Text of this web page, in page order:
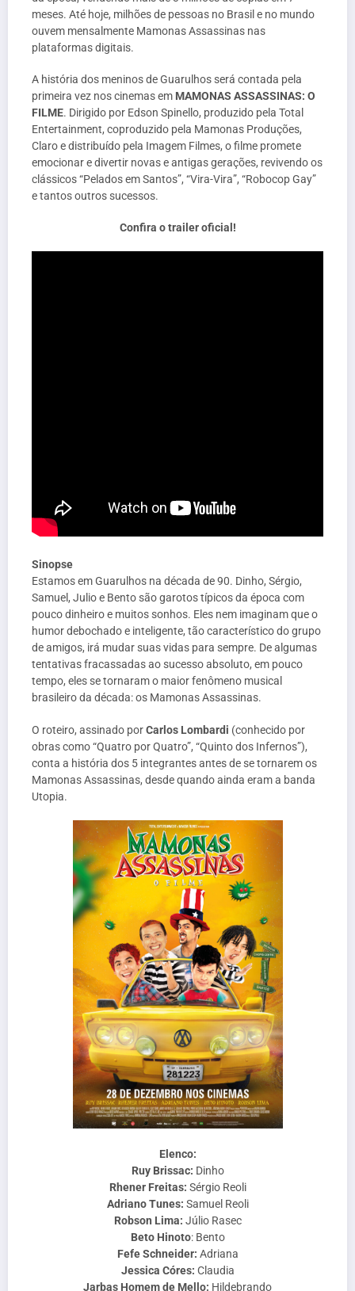
meses. Até hoje, milhões de pessoas no Brasil e no mundo
ouvem mensalmente Mamonas Assassinas nas
plataformas digitais.
A história dos meninos de Guarulhos será contada pela
primeira vez nos cinemas em MAMONAS ASSASSINAS: O
FILME. Dirigido por Edson Spinello, produzido pela Total
Entertainment, coproduzido pela Mamonas Produções,
Claro e distribuído pela Imagem Filmes, o filme promete
emocionar e divertir novas e antigas gerações, revivendo os
clássicos “Pelados em Santos”, “Vira-Vira”, “Robocop Gay”
e tantos outros sucessos.
Confira o trailer oficial!
Sinopse
Estamos em Guarulhos na década de 90. Dinho, Sérgio,
Samuel, Julio e Bento são garotos típicos da época com
pouco dinheiro e muitos sonhos. Eles nem imaginam que o
humor debochado e inteligente, tão característico do grupo
de amigos, irá mudar suas vidas para sempre. De algumas
tentativas fracassadas ao sucesso absoluto, em pouco
tempo, eles se tornaram o maior fenômeno musical
brasileiro da década: os Mamonas Assassinas.
O roteiro, assinado porCarlos Lombardi (conhecido por
obras como “Quatro por Quatro”, “Quinto dos Infernos”),
conta a história dos 5 integrantes antes de se tornarem os
Mamonas Assassinas, desde quando ainda eram a banda
Utopia.
Elenco:
Ruy Brissac: Dinho
Rhener Freitas: Sérgio Reoli
Adriano Tunes: Samuel Reoli
Robson Lima: Júlio Rasec
Beto Hinoto: Bento
Fefe Schneider: Adriana
Jessica Córes: Claudia
Jarbas Homem de Mello: Hildebrando